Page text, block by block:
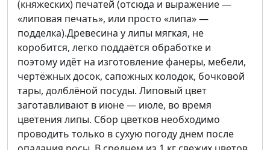
(княжеских) печатей (отсюда и выражение —
«липовая печать», или просто «липа» —
подделка).Древесина у липы мягкая, не
коробится, легко поддаётся обработке и
поэтому идёт на изготовление фанеры, мебели,
чертёжных досок, сапожных колодок, бочковой
тары, долблёной посуды. Липовый цвет
заготавливают в июне — июле, во время
цветения липы. Сбор цветков необходимо
проводить только в сухую погоду днем после